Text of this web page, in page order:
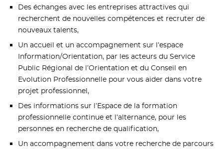
Des échanges avec les entreprises attractives qui
recherchent de nouvelles compétences et recruter de
nouveaux talents,
Un accueil et un accompagnement sur l’espace
Information/Orientation, par les acteurs du Service
Public Régional de l’Orientation et du Conseil en
Evolution Professionnelle pour vous aider dans votre
projet professionnel,
Des informations sur l’Espace de la formation
professionnelle continue et l’alternance, pour les
personnes en recherche de qualification,
Un accompagnement dans votre recherche de parcours